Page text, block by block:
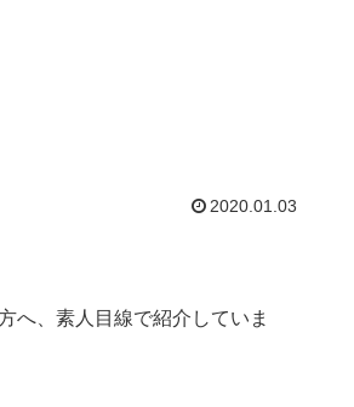
2020.01.03
へ、素人目線で紹介していま